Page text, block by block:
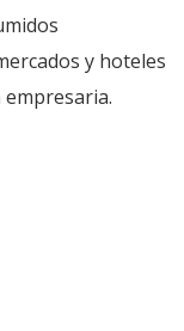
y hoteles
empresaria.